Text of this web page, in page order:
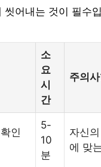
씻어내는 것이 필수
소
요
시
간
주의
인
5-
10
분
자신
에 맞